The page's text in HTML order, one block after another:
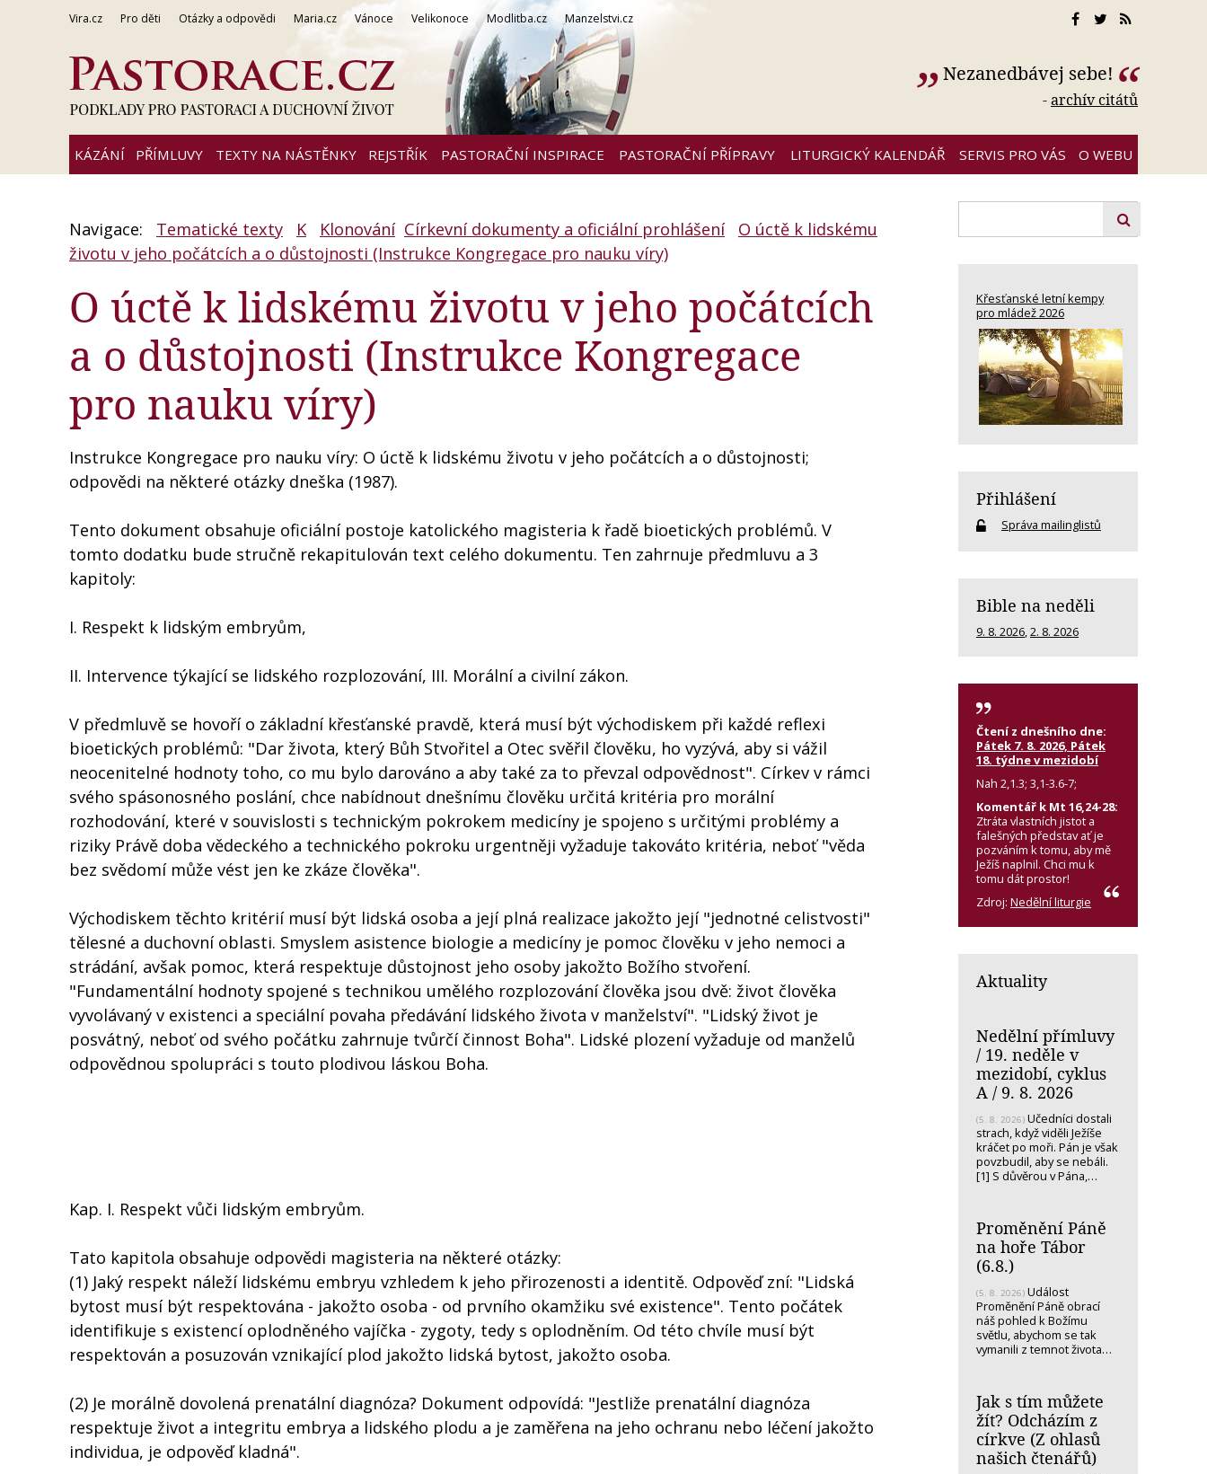
Vira.cz Pro děti Otázky a odpovědi Maria.cz Vánoce Velikonoce Modlitba.cz Manzelstvi.cz
Nezanedbávej sebe!
-archív citátů
KÁZÁNÍ PŘÍMLUVY TEXTY NA NÁSTĚNKY REJSTŘÍK PASTORAČNÍ INSPIRACE PASTORAČNÍ PŘÍPRAVY LITURGICKÝ KALENDÁŘ SERVIS PRO VÁS O WEBU
Navigace: Tematické texty K Klonování Církevní dokumenty a oficiální prohlášení
O úctě k lidskému
životu v jeho počátcích a o důstojnosti (Instrukce Kongregace pro nauku víry)
O úctě k lidskému životu v jeho počátcích
a o důstojnosti (Instrukce Kongregace
pro nauku víry)
Instrukce Kongregace pro nauku víry: O úctě k lidskému životu v jeho počátcích a o důstojnosti;
odpovědi na některé otázky dneška (1987).
Tento dokument obsahuje oficiální postoje katolického magisteria k řadě bioetických problémů. V
tomto dodatku bude stručně rekapitulován text celého dokumentu. Ten zahrnuje předmluvu a 3
kapitoly:
I. Respekt k lidským embryům,
II. Intervence týkající se lidského rozplozování, III. Morální a civilní zákon.
V předmluvě se hovoří o základní křesťanské pravdě, která musí být východiskem při každé reflexi
bioetických problémů: "Dar života, který Bůh Stvořitel a Otec svěřil člověku, ho vyzývá, aby si vážil
neocenitelné hodnoty toho, co mu bylo darováno a aby také za to převzal odpovědnost". Církev v rámci
svého spásonosného poslání, chce nabídnout dnešnímu člověku určitá kritéria pro morální
rozhodování, které v souvislosti s technickým pokrokem medicíny je spojeno s určitými problémy a
riziky Právě doba vědeckého a technického pokroku urgentněji vyžaduje takováto kritéria, neboť "věda
bez svědomí může vést jen ke zkáze člověka".
Východiskem těchto kritérií musí být lidská osoba a její plná realizace jakožto její "jednotné celistvosti"
tělesné a duchovní oblasti. Smyslem asistence biologie a medicíny je pomoc člověku v jeho nemoci a
strádání, avšak pomoc, která respektuje důstojnost jeho osoby jakožto Božího stvoření.
"Fundamentální hodnoty spojené s technikou umělého rozplozování člověka jsou dvě: život člověka
vyvolávaný v existenci a speciální povaha předávání lidského života v manželství". "Lidský život je
posvátný, neboť od svého počátku zahrnuje tvůrčí činnost Boha". Lidské plození vyžaduje od manželů
odpovědnou spolupráci s touto plodivou láskou Boha.
Kap. I. Respekt vůči lidským embryům.
Tato kapitola obsahuje odpovědi magisteria na některé otázky:
(1) Jaký respekt náleží lidskému embryu vzhledem k jeho přirozenosti a identitě. Odpověď zní: "Lidská
bytost musí být respektována - jakožto osoba - od prvního okamžiku své existence". Tento počátek
identifikuje s existencí oplodněného vajíčka - zygoty, tedy s oplodněním. Od této chvíle musí být
respektován a posuzován vznikající plod jakožto lidská bytost, jakožto osoba.
(2) Je morálně dovolená prenatální diagnóza? Dokument odpovídá: "Jestliže prenatální diagnóza
respektuje život a integritu embrya a lidského plodu a je zaměřena na jeho ochranu nebo léčení jakožto
individua, je odpověď kladná".
Křesťanské letní kempy
pro mládež 2026
Přihlášení
Správa mailinglistů
Bible na neděli
9. 8. 2026 2. 8. 2026
Čtení z dnešního dne:
Pátek 7. 8. 2026, Pátek
18. týdne v mezidobí
Nah 2,1.3; 3,1-3.6-7;
Komentář k Mt 16,24-28:
Ztráta vlastních jistot a
falešných představ ať je
pozváním k tomu, aby mě
Ježíš naplnil. Chci mu k
tomu dát prostor!
Zdroj: Nedělní liturgie
Aktuality
Nedělní přímluvy
/ 19. neděle v
mezidobí, cyklus
A / 9. 8. 2026
(5. 8. 2026) Učedníci dostali
strach, když viděli Ježíše
kráčet po moři. Pán je však
povzbudil, aby se nebáli.
[1] S důvěrou v Pána,…
Proměnění Páně
na hoře Tábor
(6.8.)
(5. 8. 2026) Událost
Proměnění Páně obrací
náš pohled k Božímu
světlu, abychom se tak
vymanili z temnot života…
Jak s tím můžete
žít? Odcházím z
církve (Z ohlasů
našich čtenářů)